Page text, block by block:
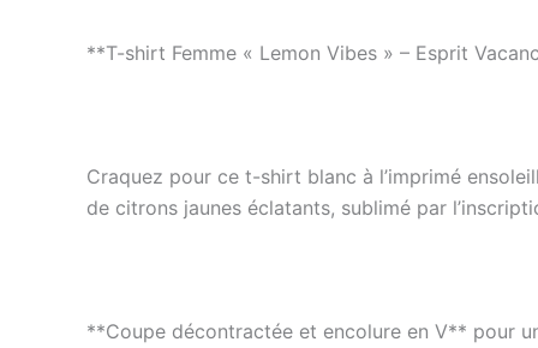
**T-shirt Femme « Lemon Vibes » – Esprit
Craquez pour ce t-shirt blanc à l’imprimé
de citrons jaunes éclatants, sublimé par
**Coupe décontractée et encolure en V** pour